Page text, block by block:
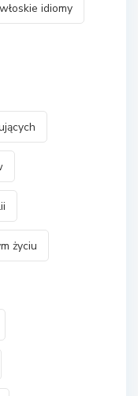
włoskie idiomy
życiu